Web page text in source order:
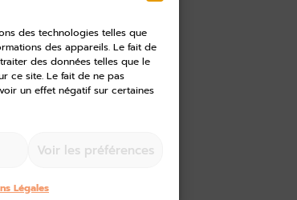
des technologies telles que
des appareils. Le fait de
des données telles que le
ce site. Le fait de ne pas
un effet négatif sur certaines
Voir les préférences
Légales